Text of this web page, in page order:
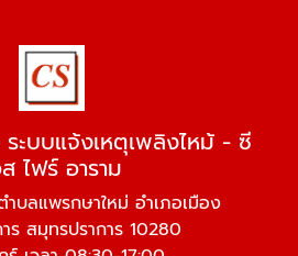
บบแจ้งเหตุเพลิงไหม้ - ซี
ส ไฟร์ อาราม
บลแพรกษาใหม่ อำเภอเมือง
ร สมุทรปราการ 10280